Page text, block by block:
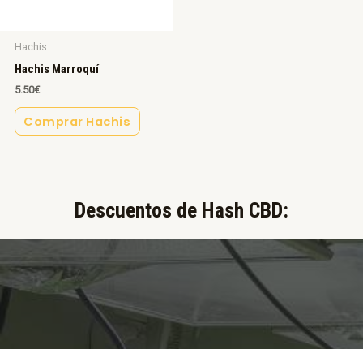
Hachis
Hachis Marroquí
5.50€
Comprar Hachis
Descuentos de Hash CBD:​